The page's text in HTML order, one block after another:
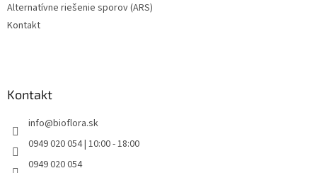
Alternatívne riešenie sporov (ARS)
Kontakt
Kontakt
info@bioflora.sk
0949 020 054 | 10:00 - 18:00
0949 020 054